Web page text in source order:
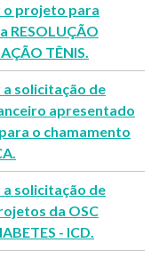
o projeto para
RESOLUÇÃO
TÊNIS.
a solicitação de
apresentado
para o chamamento
a solicitação de
da OSC
- ICD.